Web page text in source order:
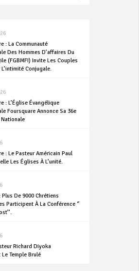
: La Communauté
Des Hommes D’affaires Du
(FGBMFI) Invite Les Couples
Conjugale.
: L’Église Évangélique
Foursquare Annonce Sa 36e
: Le Pasteur Américain Paul
Les Églises À L’unité.
De 9000 Chrétiens
Participent À La Conférence ‘’
Richard Diyoka
Temple Brulé